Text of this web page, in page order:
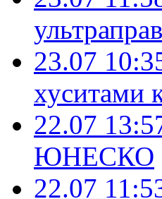
23.07
хуситами
22.07
ЮНЕСКО
22.07